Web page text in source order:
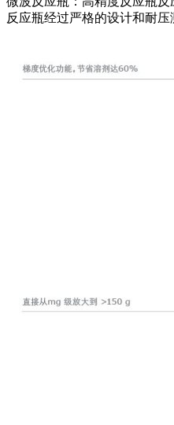
反应瓶经过严格的设计和耐